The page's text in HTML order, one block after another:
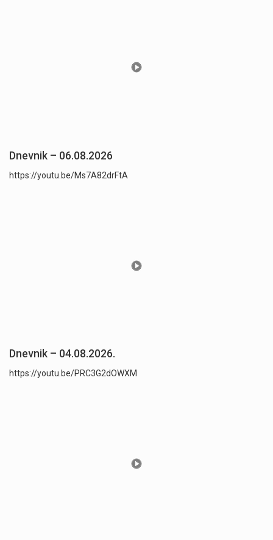
Dnevnik – 06.08.2026
https://youtu.be/Ms7A82drFtA
Dnevnik – 04.08.2026.
https://youtu.be/PRC3G2dOWXM